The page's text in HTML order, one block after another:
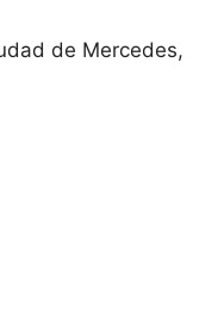
de Mercedes,